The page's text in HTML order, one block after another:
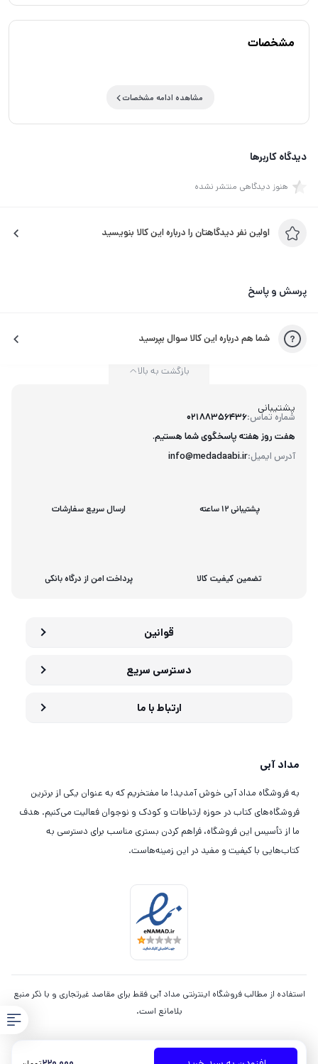
مشخصات
مشاهده ادامه مشخصات
دیدگاه کاربرها
هنوز دیدگاهی منتشر نشده
اولین نفر دیدگاهتان را درباره این کالا بنویسید
پرسش و پاسخ
شما هم درباره این کالا سوال بپرسید
پشتیبانی
شماره تماس:02188356436
آدرس ایمیل:info@medadaabi.ir
هفت روز هفته پاسخگوی شما هستیم.
بازگشت به بالا
پشتیبانی 12 ساعته ارسال سریع سفارشات
تضمین کیفیت کالا پرداخت امن از درگاه بانکی
قوانین
دسترسی سریع
ارتباط با ما
مداد آبی
به فروشگاه مداد آبی خوش آمدید! ما مفتخریم که به عنوان یکی از برترین
فروشگاه‌های کتاب در حوزه ارتباطات و کودک و نوجوان فعالیت می‌کنیم. هدف
ما از تأسیس این فروشگاه، فراهم کردن بستری مناسب برای دسترسی به
کتاب‌هایی با کیفیت و مفید در این زمینه‌هاست.
استفاده از مطالب فروشگاه اینترنتی مداد آبی فقط برای مقاصد غیرتجاری و با ذکر منبع
بلامانع است.